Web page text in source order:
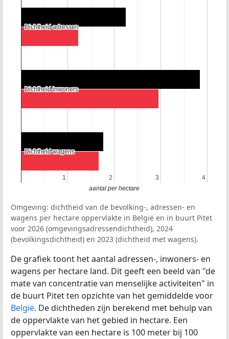
1
1 2
2 3
3 4
4
Dichtheid adressen
Dichtheid adressen
Dichtheid inwoners
Dichtheid inwoners
Dichtheid wagens
Dichtheid wagens
aantal per hectare
Omgeving: dichtheid van de bevolking-, adressen- en
wagens per hectare oppervlakte in België en in buurt Pitet
voor 2026 (omgevingsadressendichtheid), 2024
(bevolkingsdichtheid) en 2023 (dichtheid met wagens).
De grafiek toont het aantal adressen-, inwoners- en
wagens per hectare land. Dit geeft een beeld van "de
mate van concentratie van menselijke activiteiten" in
de buurt Pitet ten opzichte van het gemiddelde voor
België. De dichtheden zijn berekend met behulp van
de oppervlakte van het gebied in hectare. Een
oppervlakte van een hectare is 100 meter bij 100